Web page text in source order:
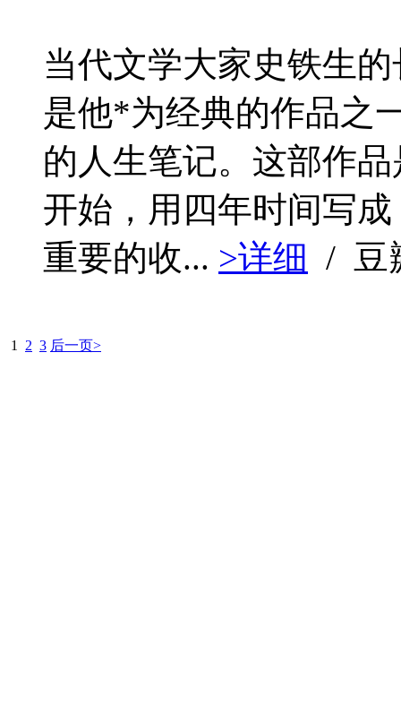
当代文学大家史铁生
是他*为经典的作品之
的人生笔记。这部作
开始，用四年时间写
重要的收... >详细 / 豆
1 2 3 后一页>